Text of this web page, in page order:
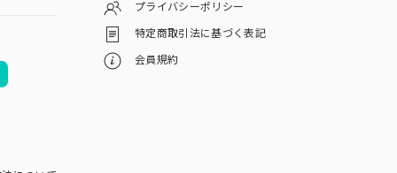
プライバシーポリシー
特定商取引法に基づく表記
会員規約